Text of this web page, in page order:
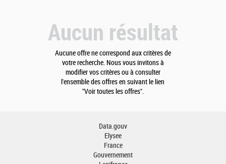
Aucun résultat
Aucune offre ne correspond aux critères de
votre recherche. Nous vous invitons à
modifier vos critères ou à consulter
l'ensemble des offres en suivant le lien
"Voir toutes les offres".
Data.gouv
Elysee
France
Gouvernement